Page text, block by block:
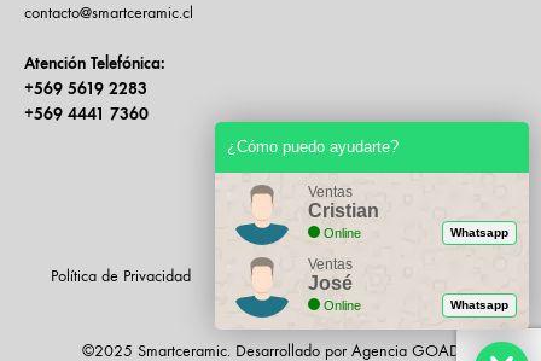
contacto@smartceramic.cl
Atención Telefónica:
+569 5619 2283
+569 4441 7360
©2025 Smartceramic. Desarrollado por Agencia GOAD
Política de Privacidad
Política de Cambios & Devoluciones
Contacto
¿Cómo puedo ayudarte?
Ventas
Cristian
Online Whatsapp
Ventas
José
Online Whatsapp